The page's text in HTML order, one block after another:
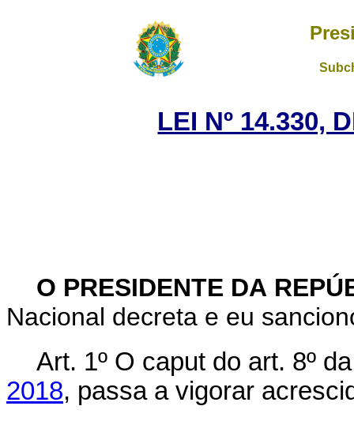
LEI Nº 14.330,
O PRESIDENTE DA
Nacional decreta e eu
Art. 1º O caputdo art. 8º
2018, passa a vigorar